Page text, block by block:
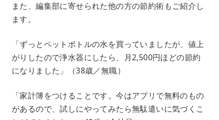
また、編集部に寄せられた他の方の節約術もご紹介し
ます。
「ずっとペットボトルの水を買っていましたが、値上
がりしたので浄水器にしたら、月2,500円ほどの節約
になりました」（38歳／無職）
「家計簿をつけることです。今はアプリで無料のもの
があるので、試しにやってみたら無駄遣いに気づくこ